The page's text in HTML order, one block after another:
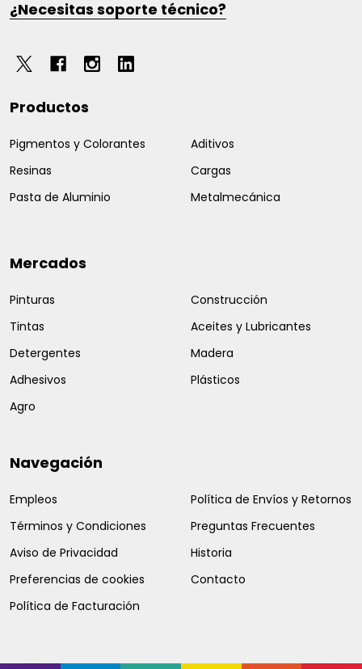
¿Necesitas soporte técnico?
Productos
Pigmentos y Colorantes
Resinas
Pasta de Aluminio
Aditivos
Cargas
Metalmecánica
Mercados
Pinturas
Tintas
Detergentes
Adhesivos
Agro
Construcción
Aceites y Lubricantes
Madera
Plásticos
Navegación
Empleos
Términos y Condiciones
Aviso de Privacidad
Preferencias de cookies
Política de Facturación
Política de Envíos y Retornos
Preguntas Frecuentes
Historia
Contacto